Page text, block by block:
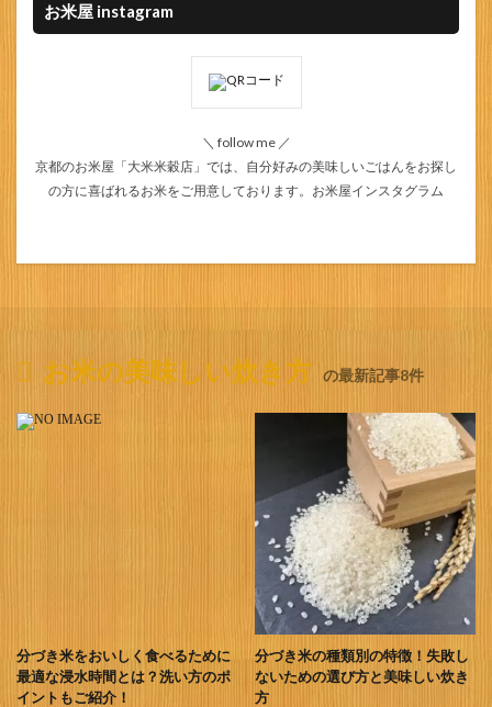
お米屋 instagram
＼ follow me ／
京都のお米屋「大米米穀店」では、自分好みの美味しいごはんをお探し
の方に喜ばれるお米をご用意しております。 お米屋インスタグラム
お米の美味しい炊き方 の最新記事8件
分づき米をおいしく食べるために
最適な浸水時間とは？洗い方のポ
イントもご紹介！
分づき米の種類別の特徴！失敗し
ないための選び方と美味しい炊き
方